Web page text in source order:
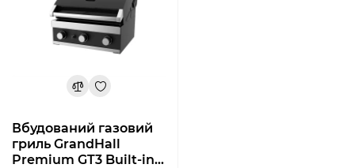
Вбудований газовий
гриль GrandHall
Premium GT3 Built-in